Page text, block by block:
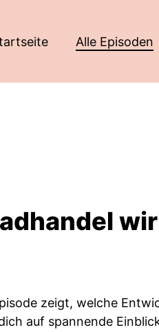
Alle Episoden
zeigt, welche
auf spannende